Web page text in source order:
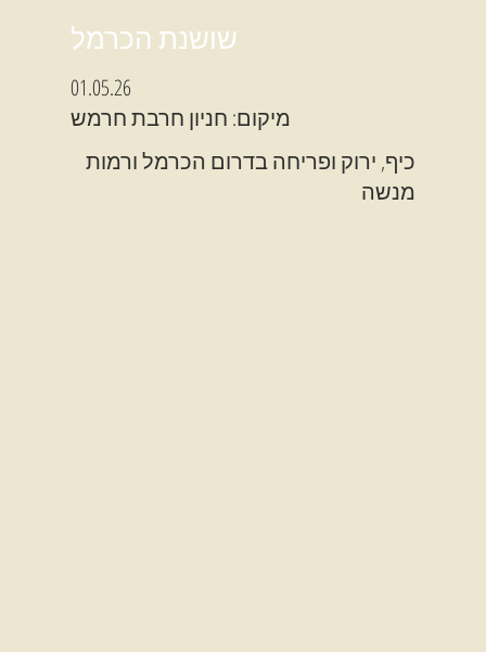
שושנת הכרמל
01.05.26
מיקום: חניון חרבת חרמש
כיף, ירוק ופריחה בדרום הכרמל ורמות
מנשה